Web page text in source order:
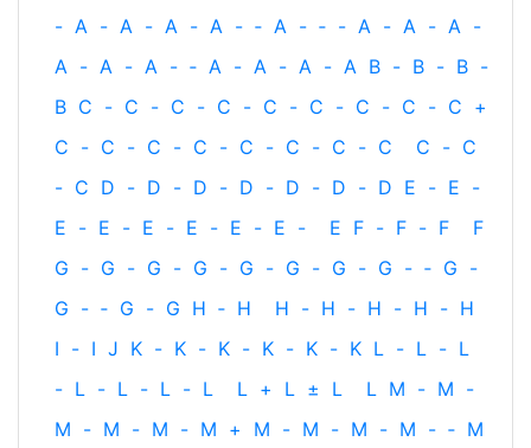
- A - A - A - A - ‐ A - ‐ - A - A - A -
A - A - A - ‐ A - A - A - A B - B - B -
B C - C - C - C - C - C - C - C - C +
C - C - C - C - C - C - C - C C - C
- C D - D - D - D - D - D - D E - E -
E - E - E - E - E - E - E F - F - F
F
G - G - G - G - G - G - G - G - ‐ G -
G - ‐ G - G H ‐ H H - H - H - H - H
I - I J K - K - K - K - K - K L - L - L
- L - L - L - L L + L ± L L M - M -
M - M - M - M + M - M - M - M - ‐ M